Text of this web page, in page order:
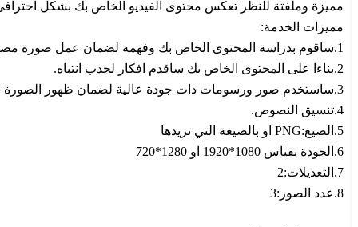
مميزة وملفتة للنظر تعكس محتوى الفيديو الخاص بك بشكل
مميزات الخدمة:
1.ساقوم بدراسة المحتوى الخاص بك وفهمه لضمان عمل صورة مصغرة تعكسه بشكل صحيح.
2.بناءا على المحتوى الخاص بك ساقدم افكار لجذب انتباه.
3.ساستخدم صور ورسومات دات جودة عالية لضمان ظهور الصورة بشكل واضح.
4.تنسيق النصوص.
5.الصيغ:PNG او بالصيغة التي تريدها
6.الجودة بقياس 1080*1920 او 1280*720
7.التعديلات:2
8.عدد الصور:3